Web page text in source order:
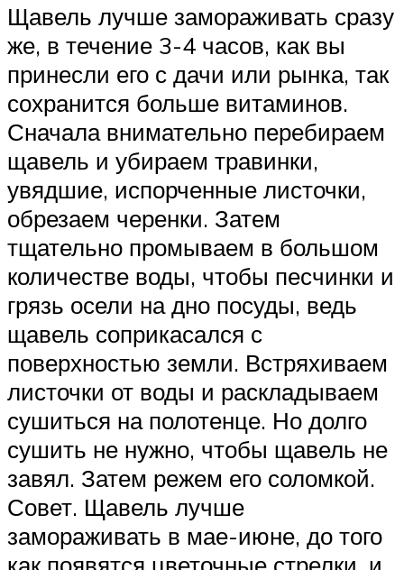
Щавель лучше замораживать сразу
же, в течение 3-4 часов, как вы
принесли его с дачи или рынка, так
сохранится больше витаминов.
Сначала внимательно перебираем
щавель и убираем травинки,
увядшие, испорченные листочки,
обрезаем черенки. Затем
тщательно промываем в большом
количестве воды, чтобы песчинки и
грязь осели на дно посуды, ведь
щавель соприкасался с
поверхностью земли. Встряхиваем
листочки от воды и раскладываем
сушиться на полотенце. Но долго
сушить не нужно, чтобы щавель не
завял. Затем режем его соломкой.
Совет. Щавель лучше
замораживать в мае-июне, до того